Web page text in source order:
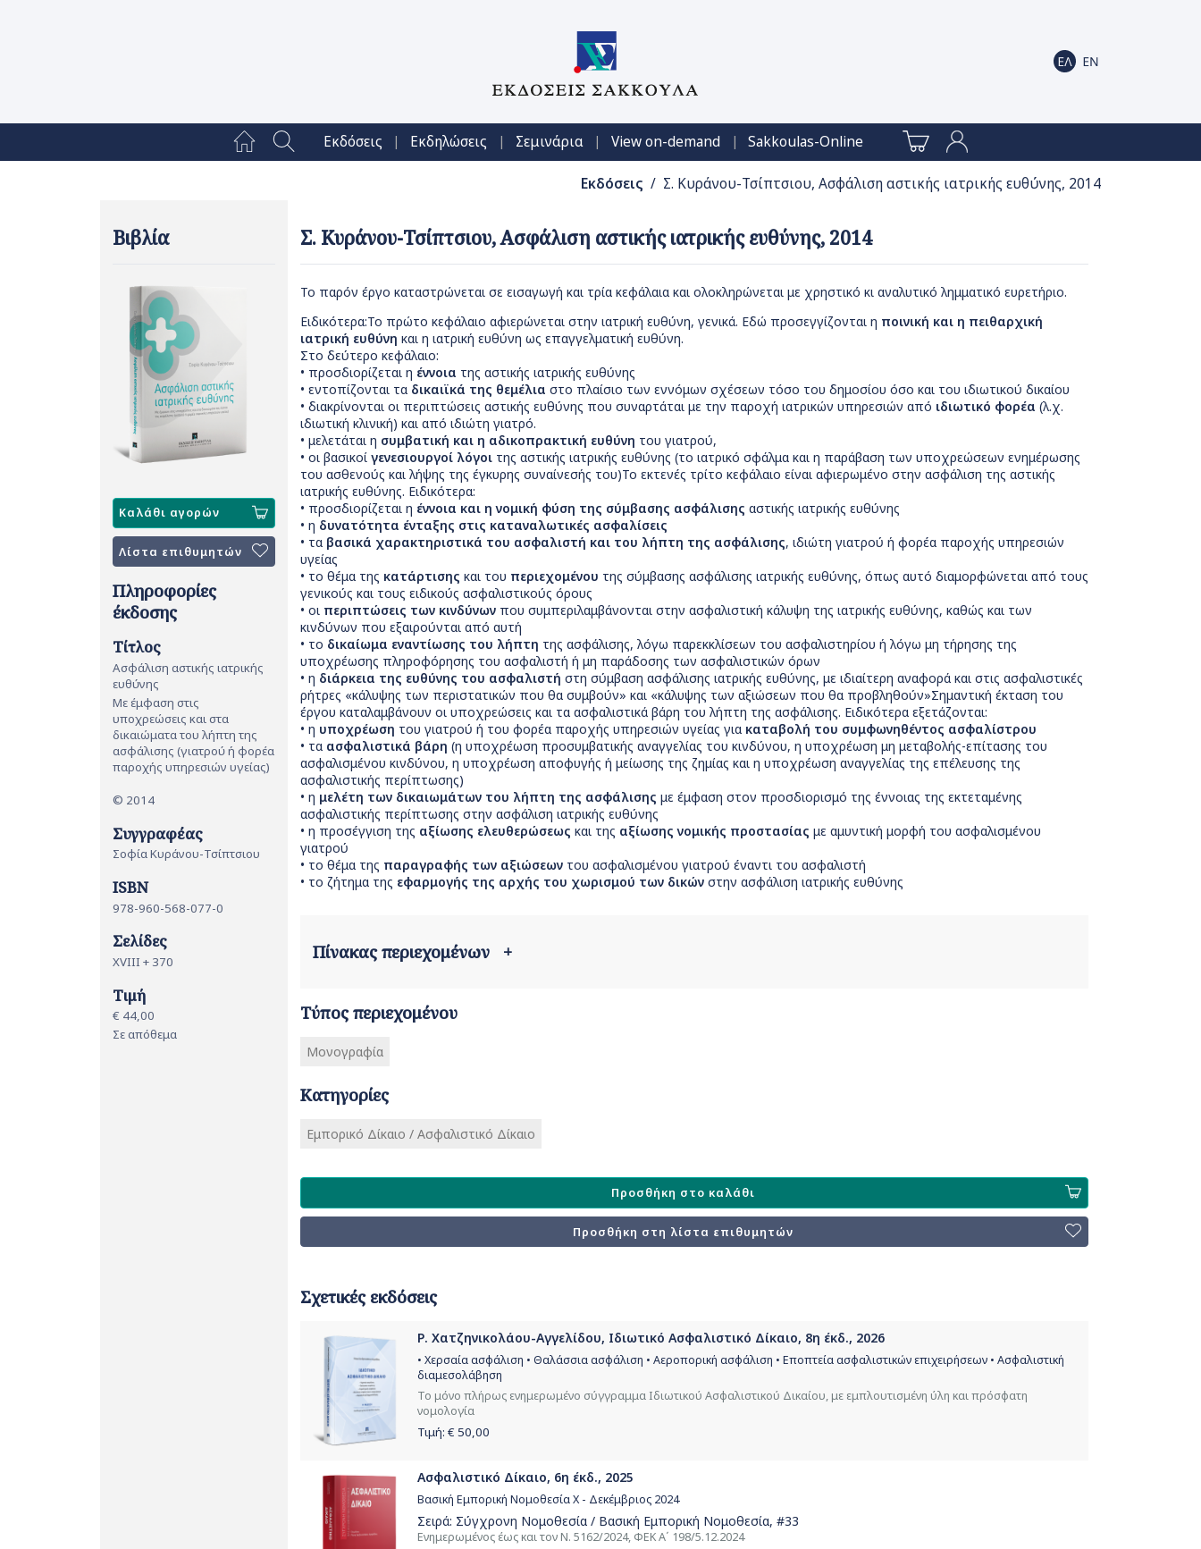
Εκδόσεις | Εκδηλώσεις | Σεμινάρια | View on-demand | Sakkoulas-Online
Εκδόσεις / Σ. Κυράνου-Τσίπτσιου, Ασφάλιση αστικής ιατρικής ευθύνης, 2014
Βιβλία
Καλάθι αγορών
Λίστα επιθυμητών
Πληροφορίες
έκδοσης
Τίτλος
Ασφάλιση αστικής ιατρικής
ευθύνης
Με έμφαση στις
υποχρεώσεις και στα
δικαιώματα του λήπτη της
ασφάλισης (γιατρού ή φορέα
παροχής υπηρεσιών υγείας)
© 2014
Συγγραφέας
Σοφία Κυράνου-Τσίπτσιου
ISBN
978-960-568-077-0
Σελίδες
XVIII + 370
Τιμή
€ 44,00
Σε απόθεμα
Σ. Κυράνου-Τσίπτσιου, Ασφάλιση αστικής ιατρικής ευθύνης, 2014
Το παρόν έργο καταστρώνεται σε εισαγωγή και τρία κεφάλαια και ολοκληρώνεται με χρηστικό κι αναλυτικό λημματικό ευρετήριο.
Ειδικότερα:Το πρώτο κεφάλαιο αφιερώνεται στην ιατρική ευθύνη, γενικά. Εδώ προσεγγίζονται η ποινική και η πειθαρχική
ιατρική ευθύνη και η ιατρική ευθύνη ως επαγγελματική ευθύνη.
Στο δεύτερο κεφάλαιο:
• προσδιορίζεται η έννοια της αστικής ιατρικής ευθύνης
• εντοπίζονται τα δικαιϊκά της θεμέλια στο πλαίσιο των εννόμων σχέσεων τόσο του δημοσίου όσο και του ιδιωτικού δικαίου
• διακρίνονται οι περιπτώσεις αστικής ευθύνης που συναρτάται με την παροχή ιατρικών υπηρεσιών από ιδιωτικό φορέα (λ.χ.
ιδιωτική κλινική) και από ιδιώτη γιατρό.
• μελετάται η συμβατική και η αδικοπρακτική ευθύνη του γιατρού,
• οι βασικοί γενεσιουργοί λόγοι της αστικής ιατρικής ευθύνης (το ιατρικό σφάλμα και η παράβαση των υποχρεώσεων ενημέρωσης
του ασθενούς και λήψης της έγκυρης συναίνεσής του)Το εκτενές τρίτο κεφάλαιο είναι αφιερωμένο στην ασφάλιση της αστικής
ιατρικής ευθύνης. Ειδικότερα:
• προσδιορίζεται η έννοια και η νομική φύση της σύμβασης ασφάλισης αστικής ιατρικής ευθύνης
• η δυνατότητα ένταξης στις καταναλωτικές ασφαλίσεις
• τα βασικά χαρακτηριστικά του ασφαλιστή και του λήπτη της ασφάλισης, ιδιώτη γιατρού ή φορέα παροχής υπηρεσιών
υγείας
• το θέμα της κατάρτισης και του περιεχομένου της σύμβασης ασφάλισης ιατρικής ευθύνης, όπως αυτό διαμορφώνεται από τους
γενικούς και τους ειδικούς ασφαλιστικούς όρους
• οι περιπτώσεις των κινδύνων που συμπεριλαμβάνονται στην ασφαλιστική κάλυψη της ιατρικής ευθύνης, καθώς και των
κινδύνων που εξαιρούνται από αυτή
• το δικαίωμα εναντίωσης του λήπτη της ασφάλισης, λόγω παρεκκλίσεων του ασφαλιστηρίου ή λόγω μη τήρησης της
υποχρέωσης πληροφόρησης του ασφαλιστή ή μη παράδοσης των ασφαλιστικών όρων
• η διάρκεια της ευθύνης του ασφαλιστή στη σύμβαση ασφάλισης ιατρικής ευθύνης, με ιδιαίτερη αναφορά και στις ασφαλιστικές
ρήτρες «κάλυψης των περιστατικών που θα συμβούν» και «κάλυψης των αξιώσεων που θα προβληθούν»Σημαντική έκταση του
έργου καταλαμβάνουν οι υποχρεώσεις και τα ασφαλιστικά βάρη του λήπτη της ασφάλισης. Ειδικότερα εξετάζονται:
• η υποχρέωση του γιατρού ή του φορέα παροχής υπηρεσιών υγείας για καταβολή του συμφωνηθέντος ασφαλίστρου
• τα ασφαλιστικά βάρη (η υποχρέωση προσυμβατικής αναγγελίας του κινδύνου, η υποχρέωση μη μεταβολής-επίτασης του
ασφαλισμένου κινδύνου, η υποχρέωση αποφυγής ή μείωσης της ζημίας και η υποχρέωση αναγγελίας της επέλευσης της
ασφαλιστικής περίπτωσης)
• η μελέτη των δικαιωμάτων του λήπτη της ασφάλισης με έμφαση στον προσδιορισμό της έννοιας της εκτεταμένης
ασφαλιστικής περίπτωσης στην ασφάλιση ιατρικής ευθύνης
• η προσέγγιση της αξίωσης ελευθερώσεως και της αξίωσης νομικής προστασίας με αμυντική μορφή του ασφαλισμένου
γιατρού
• το θέμα της παραγραφής των αξιώσεων του ασφαλισμένου γιατρού έναντι του ασφαλιστή
• το ζήτημα της εφαρμογής της αρχής του χωρισμού των δικών στην ασφάλιση ιατρικής ευθύνης
Πίνακας περιεχομένων +
Τύπος περιεχομένου
Μονογραφία
Κατηγορίες
Εμπορικό Δίκαιο / Ασφαλιστικό Δίκαιο
Προσθήκη στο καλάθι
Προσθήκη στη λίστα επιθυμητών
Σχετικές εκδόσεις
Ρ. Χατζηνικολάου-Αγγελίδου, Ιδιωτικό Ασφαλιστικό Δίκαιο, 8η έκδ., 2026
• Χερσαία ασφάλιση • Θαλάσσια ασφάλιση • Αεροπορική ασφάλιση • Εποπτεία ασφαλιστικών επιχειρήσεων • Ασφαλιστική
διαμεσολάβηση
Το μόνο πλήρως ενημερωμένο σύγγραμμα Ιδιωτικού Ασφαλιστικού Δικαίου, με εμπλουτισμένη ύλη και πρόσφατη
νομολογία
Τιμή: € 50,00
Ασφαλιστικό Δίκαιο, 6η έκδ., 2025
Βασική Εμπορική Νομοθεσία Χ - Δεκέμβριος 2024
Σειρά: Σύγχρονη Νομοθεσία / Βασική Εμπορική Νομοθεσία, #33
Ενημερωμένος έως και τον Ν. 5162/2024, ΦΕΚ Α΄ 198/5.12.2024